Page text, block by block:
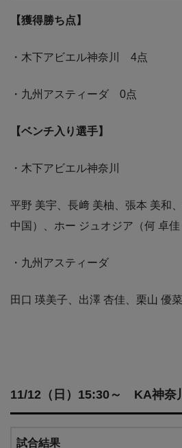
【獲得勝ち点】
・木下アビエル神奈川 4点
・九州アスティーダ 0点
【ベンチ入り選手】
・木下アビエル神奈川
平野 美宇、長﨑 美柚、張本 美和
中国）、ホー ジュオジア（何 卓佳
・九州アスティーダ
田口 瑛美子、出澤 杏佳、栗山 優
11/12（日）15:30～ KA神
試合結果